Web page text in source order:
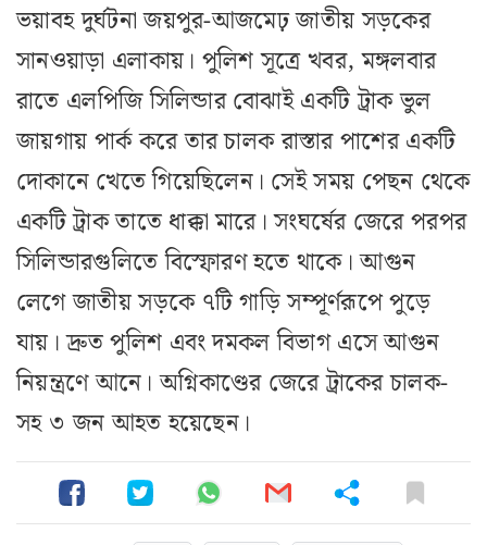
ভয়াবহ দুর্ঘটনা জয়পুর-আজমেঢ় জাতীয় সড়কের
সানওয়াড়া এলাকায়। পুলিশ সূত্রে খবর, মঙ্গলবার
রাতে এলপিজি সিলিন্ডার বোঝাই একটি ট্রাক ভুল
জায়গায় পার্ক করে তার চালক রাস্তার পাশের একটি
দোকানে খেতে গিয়েছিলেন। সেই সময় পেছন থেকে
একটি ট্রাক তাতে ধাক্কা মারে। সংঘর্ষের জেরে পরপর
সিলিন্ডারগুলিতে বিস্ফোরণ হতে থাকে। আগুন
লেগে জাতীয় সড়কে ৭টি গাড়ি সম্পূর্ণরূপে পুড়ে
যায়। দ্রুত পুলিশ এবং দমকল বিভাগ এসে আগুন
নিয়ন্ত্রণে আনে। অগ্নিকাণ্ডের জেরে ট্রাকের চালক-
সহ ৩ জন আহত হয়েছেন।